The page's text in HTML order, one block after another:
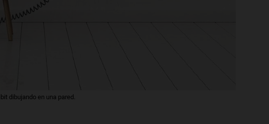
dibujando en una pared.